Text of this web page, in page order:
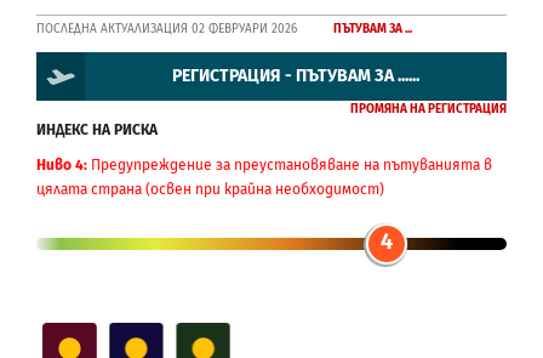
ПОСЛЕДНА АКТУАЛИЗАЦИЯ 02 ФЕВРУАРИ 2026 ПЪТУВАМ ЗА ...
РЕГИСТРАЦИЯ - ПЪТУВАМ ЗА ......
ПРОМЯНА НА РЕГИСТРАЦИЯ
ИНДЕКС НА РИСКА
Ниво 4: Предупреждение за преустановяване на пътуванията в
цялата страна (освен при крайна необходимост)
4